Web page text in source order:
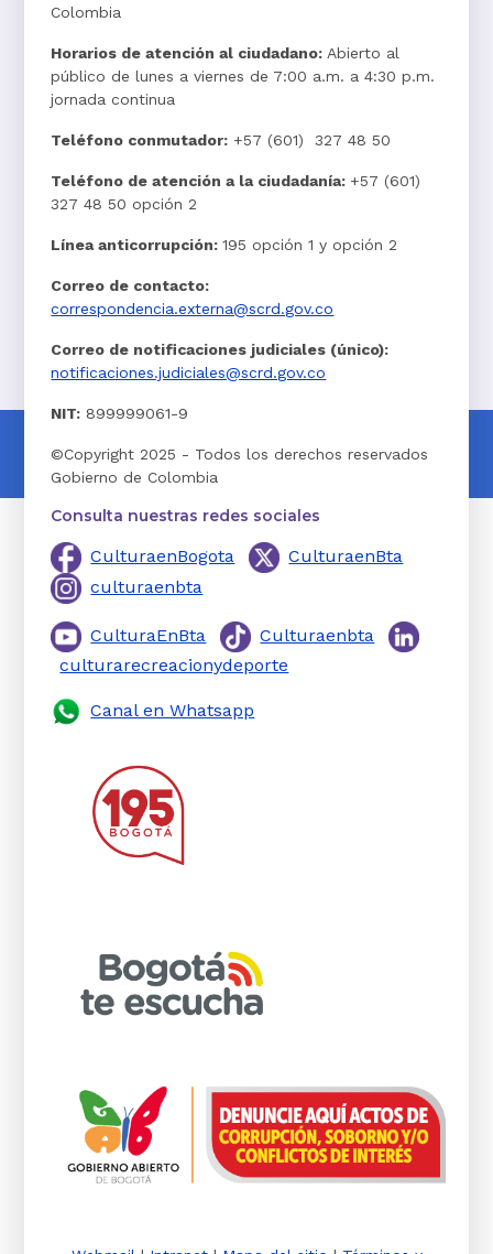
Colombia
Horarios de atención al ciudadano: Abierto al
público de lunes a viernes de 7:00 a.m. a 4:30 p.m.
jornada continua
Teléfono conmutador: +57 (601) 327 48 50
Teléfono de atención a la ciudadanía: +57 (601)
327 48 50 opción 2
Línea anticorrupción:195 opción 1 y opción 2
Correo de contacto:
correspondencia.externa@scrd.gov.co
Correo de notificaciones judiciales (único):
notificaciones.judiciales@scrd.gov.co
NIT: 899999061-9
©Copyright 2025 - Todos los derechos reservados
Gobierno de Colombia
Consulta nuestras redes sociales
CulturaenBogota
CulturaenBta
culturaenbta
CulturaEnBta
Culturaenbta
culturarecreacionydeporte
Canal en Whatsapp